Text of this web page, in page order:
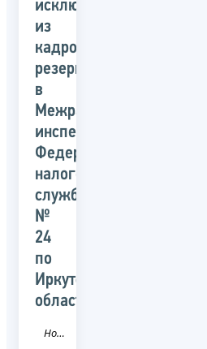
исключении
из
кадрового
резерва
в
Межрайонной
инспекции
Федеральной
налоговой
службы
№
24
по
Иркутской
области
Новость